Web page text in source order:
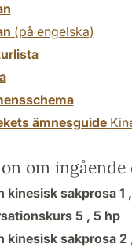
(på engelska)
ämnesguide
om ingående
kinesisk sakprosa 1 ,
5 , 5 hp
kinesisk sakprosa 2